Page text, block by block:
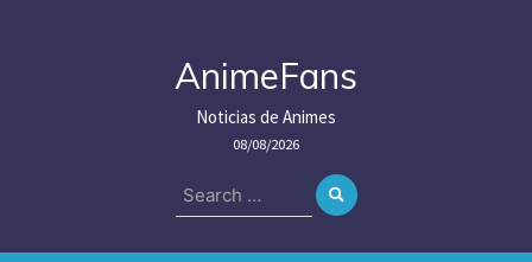
AnimeFans
Noticias de Animes
08/08/2026
Search
for: